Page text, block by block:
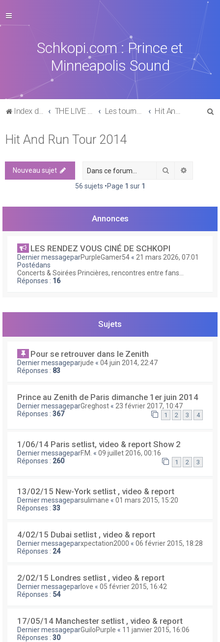
Schkopi.com : Prince et
Minneapolis Sound
Index du forum THE LIVE EXPERIENCE Les tournées, concerts, aftershows de 1977 à aujourd'hui Hit And Run Tour 2014
h
r
Hit And Run Tour 2014
Nouveau sujet Rechercher
56 sujets •Page 1 sur 1
Annonces
LES RENDEZ VOUS CINÉ DE SCHKOPI
Dernier messageparPurpleGamer54 « 21 mars 2026, 07:01
Postédans
Concerts & Soirées Princières, rencontres entre fans...
Réponses : 16
Sujets
Pour se retrouver dans le Zenith
Dernier messageparjude « 04 juin 2014, 22:47
Réponses : 83
Prince au Zenith de Paris dimanche 1er juin 2014
Dernier messageparGreghost « 23 février 2017, 10:47
Réponses : 367 1 2 3 4
1/06/14 Paris setlist, video & report Show 2
Dernier messageparF.M. « 09 juillet 2016, 00:16
Réponses : 260 1 2 3
13/02/15 New-York setlist , video & report
Dernier messageparsulimane « 01 mars 2015, 15:20
Réponses : 33
4/02/15 Dubai setlist , video & report
Dernier messageparxpectation2000 « 06 février 2015, 18:28
Réponses : 24
2/02/15 Londres setlist , video & report
Dernier messageparlove « 05 février 2015, 16:42
Réponses : 54
17/05/14 Manchester setlist , video & report
Dernier messageparGuiloPurple « 11 janvier 2015, 16:06
Réponses : 30